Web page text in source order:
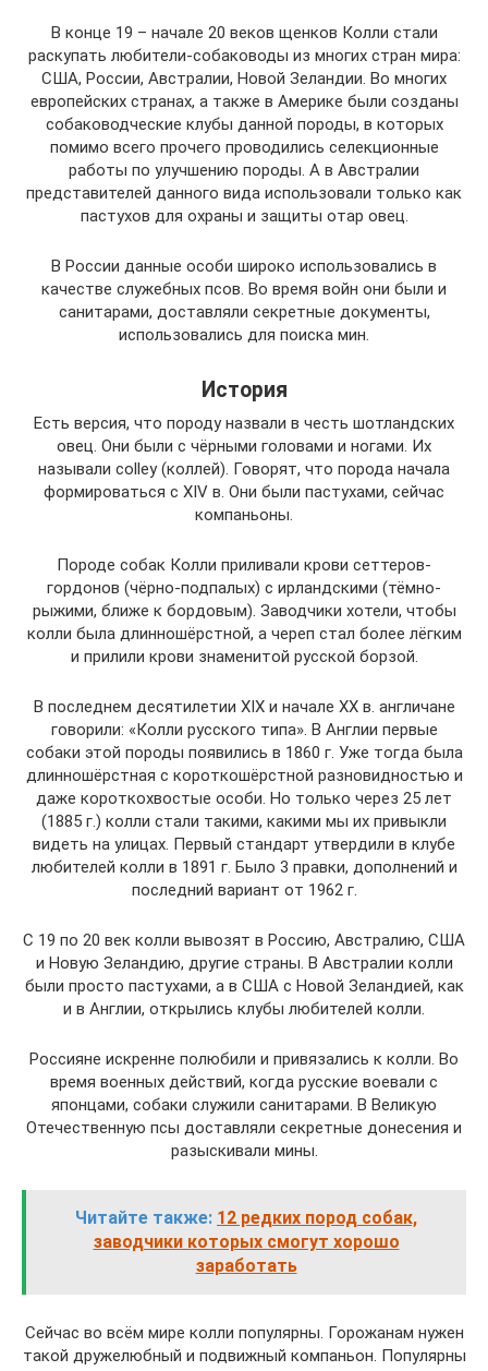
В конце 19 – начале 20 веков щенков Колли стали
раскупать любители-собаководы из многих стран мира:
США, России, Австралии, Новой Зеландии. Во многих
европейских странах, а также в Америке были созданы
собаководческие клубы данной породы, в которых
помимо всего прочего проводились селекционные
работы по улучшению породы. А в Австралии
представителей данного вида использовали только как
пастухов для охраны и защиты отар овец.
В России данные особи широко использовались в
качестве служебных псов. Во время войн они были и
санитарами, доставляли секретные документы,
использовались для поиска мин.
История
Есть версия, что породу назвали в честь шотландских
овец. Они были с чёрными головами и ногами. Их
называли colley (коллей). Говорят, что порода начала
формироваться с XIV в. Они были пастухами, сейчас
компаньоны.
Породе собак Колли приливали крови сеттеров-
гордонов (чёрно-подпалых) с ирландскими (тёмно-
рыжими, ближе к бордовым). Заводчики хотели, чтобы
колли была длинношёрстной, а череп стал более лёгким
и прилили крови знаменитой русской борзой.
В последнем десятилетии XIX и начале XX в. англичане
говорили: «Колли русского типа». В Англии первые
собаки этой породы появились в 1860 г. Уже тогда была
длинношёрстная с короткошёрстной разновидностью и
даже короткохвостые особи. Но только через 25 лет
(1885 г.) колли стали такими, какими мы их привыкли
видеть на улицах. Первый стандарт утвердили в клубе
любителей колли в 1891 г. Было 3 правки, дополнений и
последний вариант от 1962 г.
С 19 по 20 век колли вывозят в Россию, Австралию, США
и Новую Зеландию, другие страны. В Австралии колли
были просто пастухами, а в США с Новой Зеландией, как
и в Англии, открылись клубы любителей колли.
Россияне искренне полюбили и привязались к колли. Во
время военных действий, когда русские воевали с
японцами, собаки служили санитарами. В Великую
Отечественную псы доставляли секретные донесения и
разыскивали мины.
Читайте также: 12 редких пород собак,
заводчики которых смогут хорошо
заработать
Сейчас во всём мире колли популярны. Горожанам нужен
такой дружелюбный и подвижный компаньон. Популярны